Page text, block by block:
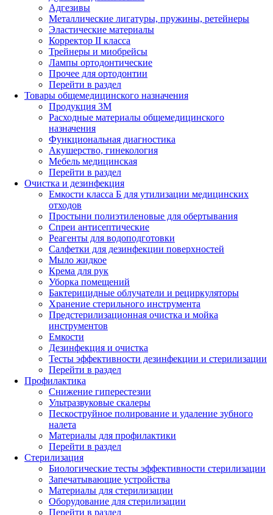
Адгезивы
Металлические лигатуры, пружины, ретейнеры
Эластические материалы
Корректор II класса
Трейнеры и миобрейсы
Лампы ортодонтические
Прочее для ортодонтии
Перейти в раздел
Товары общемедицинского назначения
Продукция 3М
Расходные материалы общемедицинского
назначения
Функциональная диагностика
Акушерство, гинекология
Мебель медицинская
Перейти в раздел
Очистка и дезинфекция
Емкости класса Б для утилизации медицинских
отходов
Простыни полиэтиленовые для обертывания
Спреи антисептические
Реагенты для водоподготовки
Салфетки для дезинфекции поверхностей
Мыло жидкое
Крема для рук
Уборка помещений
Бактерицидные облучатели и рециркуляторы
Хранение стерильного инструмента
Предстерилизационная очистка и мойка
инструментов
Емкости
Дезинфекция и очистка
Тесты эффективности дезинфекции и стерилизации
Перейти в раздел
Профилактика
Снижение гиперестезии
Ультразвуковые скалеры
Пескоструйное полирование и удаление зубного
налета
Материалы для профилактики
Перейти в раздел
Стерилизация
Биологические тесты эффективности стерилизации
Запечатывающие устройства
Материалы для стерилизации
Оборудование для стерилизации
Перейти в раздел